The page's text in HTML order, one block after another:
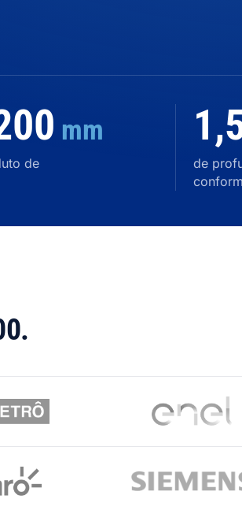
mm
de
de